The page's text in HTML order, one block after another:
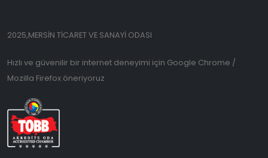
2025,MERSİN TİCARET VE SANAYİ ODASI
Hızlı ve güvenilir bir internet deneyimi için Google Chrome /
Mozilla Firefox öneriyoruz